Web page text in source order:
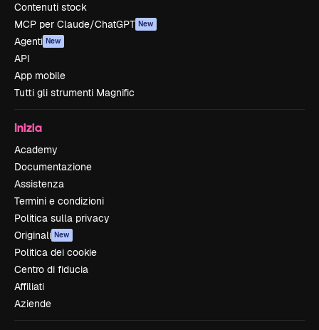
Contenuti stock
MCP per Claude/ChatGPT New
Agenti New
API
App mobile
Tutti gli strumenti Magnific
Inizia
Academy
Documentazione
Assistenza
Termini e condizioni
Politica sulla privacy
Originali New
Politica dei cookie
Centro di fiducia
Affiliati
Aziende